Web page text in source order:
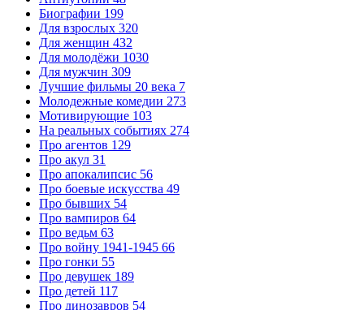
Биографии 199
Для взрослых 320
Для женщин 432
Для молодёжи 1030
Для мужчин 309
Лучшие фильмы 20 века 7
Молодежные комедии 273
Мотивирующие 103
На реальных событиях 274
Про агентов 129
Про акул 31
Про апокалипсис 56
Про боевые искусства 49
Про бывших 54
Про вампиров 64
Про ведьм 63
Про войну 1941-1945 66
Про гонки 55
Про девушек 189
Про детей 117
Про динозавров 54